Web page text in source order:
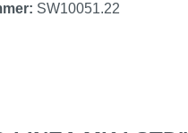
SW10051.22